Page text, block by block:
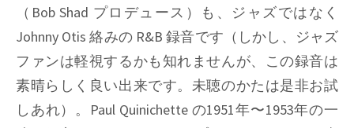
（Bob Shad プロデュース）も、ジャズではなく
Johnny Otis 絡みの R&B 録音です（しかし、ジャズ
ファンは軽視するかも知れませんが、この録音は
素晴らしく良い出来です。未聴のかたは是非お試
しあれ）。Paul Quinichette の1951年〜1953年の一